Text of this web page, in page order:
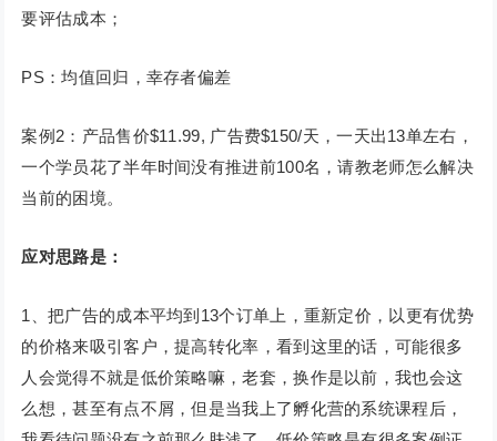
要评估成本；
PS：均值回归，幸存者偏差
案例2：产品售价$11.99, 广告费$150/天，一天出13单左右，
一个学员花了半年时间没有推进前100名，请教老师怎么解决
当前的困境。
应对思路是：
1、把广告的成本平均到13个订单上，重新定价，以更有优势
的价格来吸引客户，提高转化率，看到这里的话，可能很多
人会觉得不就是低价策略嘛，老套，换作是以前，我也会这
么想，甚至有点不屑，但是当我上了孵化营的系统课程后，